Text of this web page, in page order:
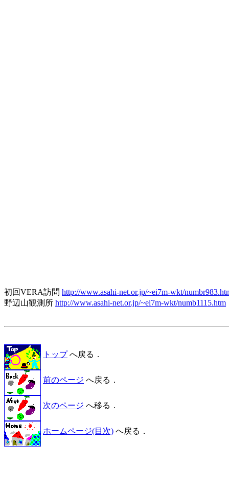
初回VERA訪問 http://www.asahi-net.or.jp/~ei7m-wkt/
野辺山観測所 http://www.asahi-net.or.jp/~ei7m-wkt/numb1115.htm
トップへ戻る．
前のページ へ戻る．
次のページ へ移る．
ホームページ(目次) へ戻る．